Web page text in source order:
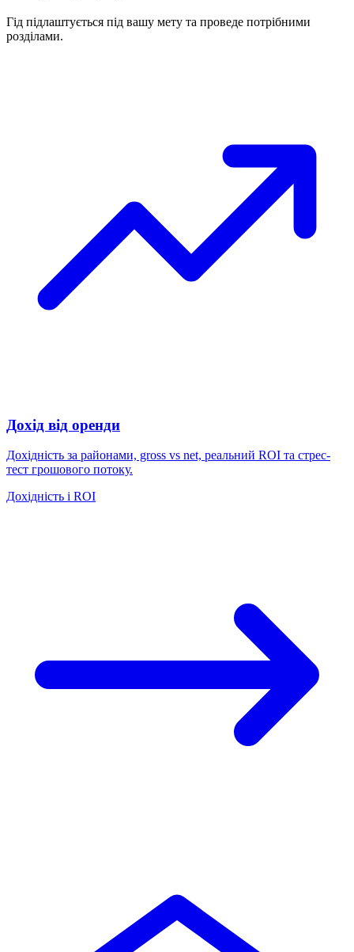
Гід підлаштується під вашу мету та проведе потрібними
розділами.
Дохід від оренди
Дохідність за районами, gross vs net, реальний ROI та стрес-
тест грошового потоку.
Дохідність і ROI